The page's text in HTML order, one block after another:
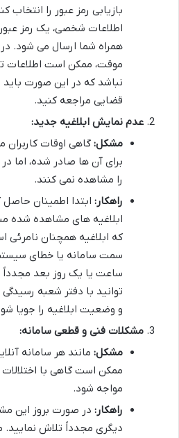
بازیابی رمز عبور را انتخاب
اطلاعات شخصی، یک رمز
همراه شما ارسال می شود.
موقت، ممکن است اطلاعات
نباشد که در این صورت باید
قضایی مراجعه کنید.
عدم نمایش ابلاغیه جدید:
مشکل: گاهی اوقات
برای آن ها صادر شده، اما
را مشاهده نمی کنند.
راهکار: ابتدا اطمینان
ابلاغیه های مشاهده شده
که ابلاغیه همچنان
سمت سامانه یا خطای
ساعت یا یک روز بعد
توانید با دفتر شعبه
و وضعیت ابلاغیه را جویا
مشکلات فنی و قطعی سامانه:
مشکل: مانند هر سامانه
ممکن است گاهی با
مواجه شود.
راهکار: در صورت بروز این
دیگری مجدداً تلاش نمایید.